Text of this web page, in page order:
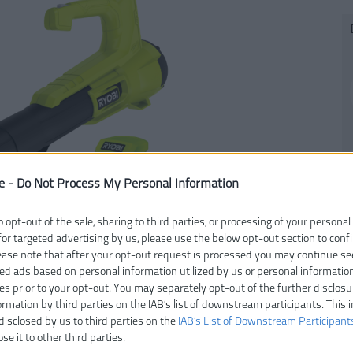
- Do Not Process My Personal Information
opt-out of the sale, sharing to third parties, or processing of your
targeted advertising by us, please use the below opt-out section to
note that after your opt-out request is processed you may continue
ads based on personal information utilized by us or personal
prior to your opt-out. You may separately opt-out of the further
by third parties on the IAB’s list of downstream participants. This
by us to third parties on the IAB’s List of Downstream
it to other third parties.